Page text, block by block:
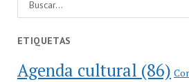
ETIQUETAS
Agenda cultural (86)